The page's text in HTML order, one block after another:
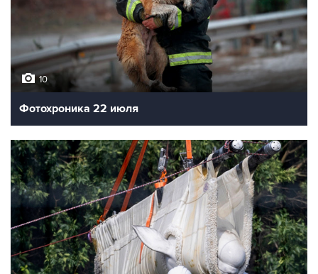
10
Фотохроника 22 июля